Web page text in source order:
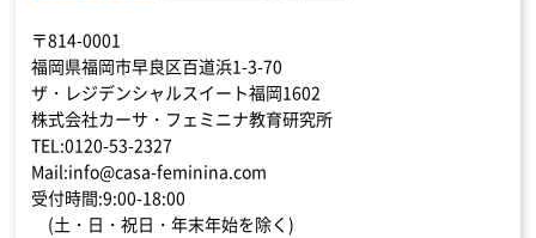
〒814-0001
福岡県福岡市早良区百道浜1-3-70
ザ・レジデンシャルスイート福岡1602
株式会社カーサ・フェミニナ教育研究所
TEL:0120-53-2327
Mail:info@casa-feminina.com
受付時間:9:00-18:00
(土・日・祝日・年末年始を除く)